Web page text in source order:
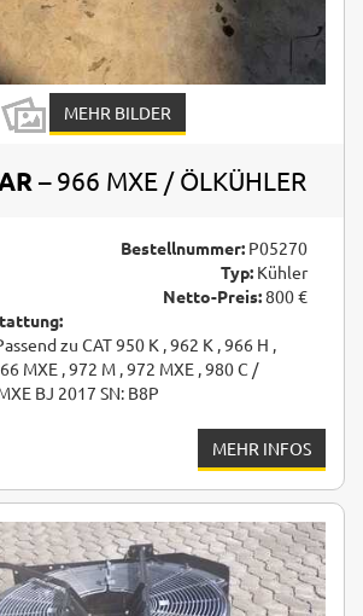
MEHR BILDER
– 966 MXE / ÖLKÜHLER
Bestellnummer: P05270
Typ: Kühler
Netto-Preis:800 €
zu CAT 950 K , 962 K , 966 H ,
MXE , 972 M , 972 MXE , 980 C /
BJ 2017 SN: B8P
MEHR INFOS